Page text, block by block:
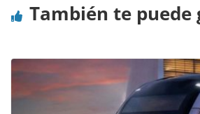
También te puede